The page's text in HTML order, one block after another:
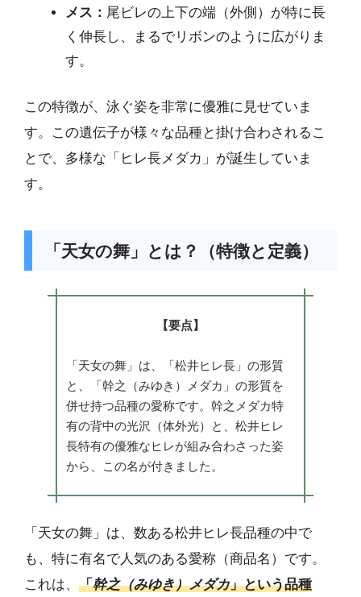
メス： 尾ビレの上下の端（外側）が特に長
く伸長し、まるでリボンのように広がりま
す。
この特徴が、泳ぐ姿を非常に優雅に見せていま
す。この遺伝子が様々な品種と掛け合わされるこ
とで、多様な「ヒレ長メダカ」が誕生していま
す。
「天女の舞」とは？（特徴と定義）
【要点】
「天女の舞」は、「松井ヒレ長」の形質
と、「幹之（みゆき）メダカ」の形質を
併せ持つ品種の愛称です。幹之メダカ特
有の背中の光沢（体外光）と、松井ヒレ
長特有の優雅なヒレが組み合わさった姿
から、この名が付きました。
「天女の舞」は、数ある松井ヒレ長品種の中で
も、特に有名で人気のある愛称（商品名）です。
これは、 「幹之（みゆき）メダカ」という品種